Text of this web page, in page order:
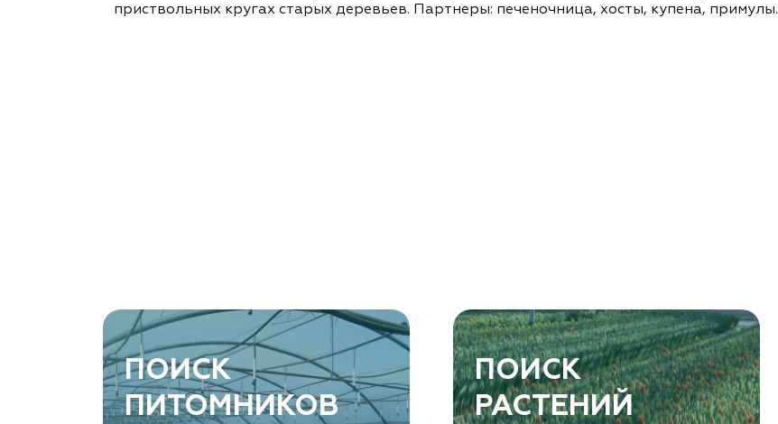
приствольных кругах старых деревьев. Партнеры: печеночница, хосты, купена, примулы.
ПОИСК
ПИТОМНИКОВ
ПОИСК
РАСТЕНИЙ